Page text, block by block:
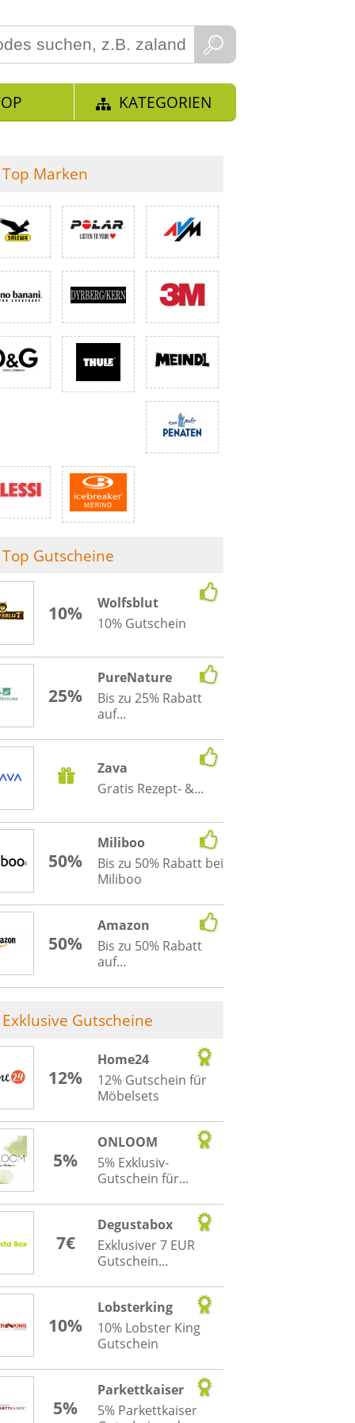
KATEGORIEN
Top Marken
Top Gutscheine
10%
Wolfsblut
10% Gutschein
25%
PureNature
Bis zu 25% Rabatt
auf...
Zava
Gratis Rezept- &...
50%
Miliboo
Bis zu 50% Rabatt bei
Miliboo
50%
Amazon
Bis zu 50% Rabatt
auf...
Exklusive Gutscheine
12%
Home24
12% Gutschein für
Möbelsets
5%
ONLOOM
5% Exklusiv-
Gutschein für...
7€
Degustabox
Exklusiver 7 EUR
Gutschein...
10%
Lobsterking
10% Lobster King
Gutschein
5%
Parkettkaiser
5% Parkettkaiser